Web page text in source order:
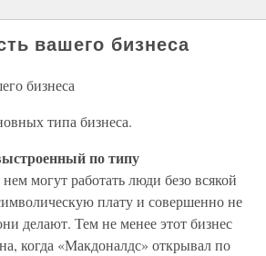
вашего бизнеса
бизнеса
типа бизнеса.
по типу
могут работать люди безо всякой
плату и совершенно не
делают. Тем не менее этот бизнес
когда «Макдоналдс» открывал по